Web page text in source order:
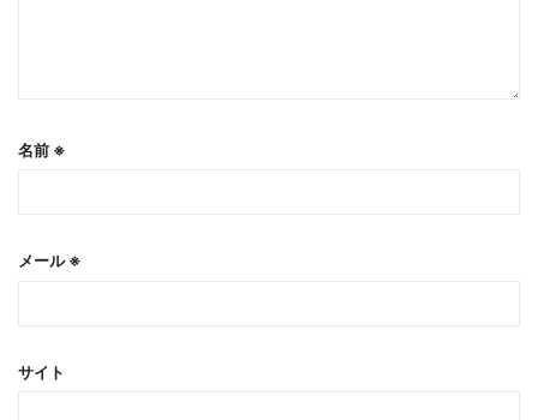
名前 ※
メール※
サイト